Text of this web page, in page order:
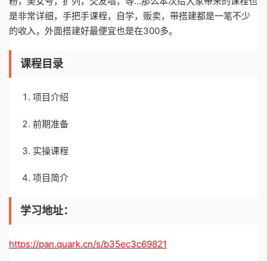
是非常详细，手把手课程，自学，贩卖，带搭建都是一笔不少
的收入，外面搭建好最便宜也是在300多。
课程目录
项目介绍
前期准备
实操课程
项目简介
学习地址：
https://pan.quark.cn/s/b35ec3c69821